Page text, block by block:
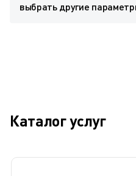
выбрать другие
Каталог услуг